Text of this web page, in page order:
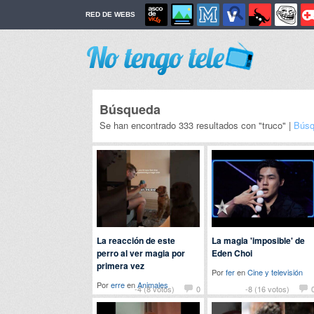
RED DE WEBS
Búsqueda
Se han encontrado 333 resultados con "truco" |
-4 (8 votos) 0
La reacción de este
perro al ver magia por
primera vez
PorerreenAnimales -8 (16 votos)
La magia 'imposible' de
Eden Choi
PorferenCine y televisión